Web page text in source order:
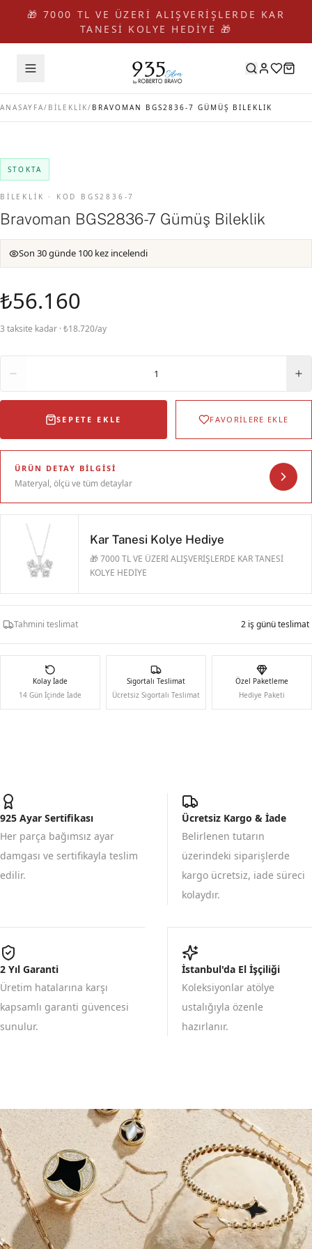
🎁 7000 TL VE ÜZERİ ALIŞVERİŞLERDE KAR
TANESİ KOLYE HEDİYE 🎁
ANASAYFA/ BİLEKLİK/ BRAVOMAN BGS2836-7 GÜMÜŞ BILEKLIK
STOKTA
BİLEKLİK · KOD BGS2836-7
Bravoman BGS2836-7 Gümüş Bileklik
Son 30 günde 100 kez incelendi
₺56.160
3 taksite kadar · ₺18.720/ay
1
SEPETE EKLE FAVORİLERE EKLE
ÜRÜN DETAY BILGISI
Materyal, ölçü ve tüm detaylar
Kar Tanesi Kolye Hediye
🎁 7000 TL VE ÜZERİ ALIŞVERİŞLERDE KAR TANESİ
KOLYE HEDİYE
Tahmini teslimat 2 iş günü teslimat
Kolay İade
14 Gün İçinde İade
Sigortalı Teslimat
Ücretsiz Sigortalı Teslimat
Özel Paketleme
Hediye Paketi
925 Ayar Sertifikası
Her parça bağımsız ayar
damgası ve sertifikayla teslim
edilir.
Ücretsiz Kargo & İade
Belirlenen tutarın
üzerindeki siparişlerde
kargo ücretsiz, iade süreci
kolaydır.
2 Yıl Garanti
Üretim hatalarına karşı
kapsamlı garanti güvencesi
sunulur.
İstanbul'da El İşçiliği
Koleksiyonlar atölye
ustalığıyla özenle
hazırlanır.